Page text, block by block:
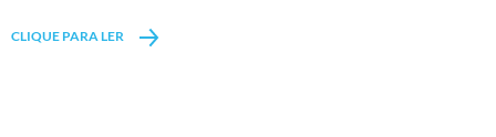
CLIQUE PARA LER